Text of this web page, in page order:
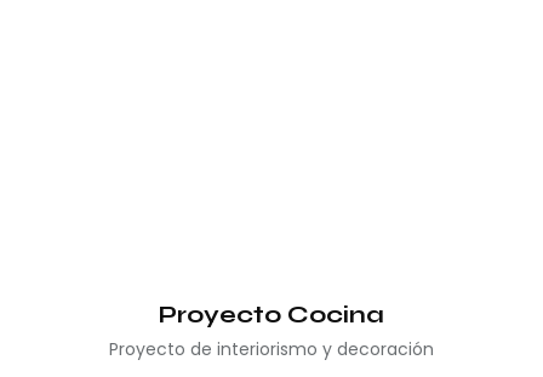
Proyecto Cocina
Proyecto de interiorismo y decoración